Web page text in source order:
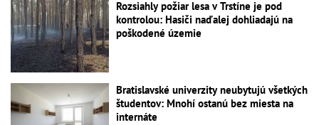
Rozsiahly požiar lesa v Trstíne je pod
kontrolou: Hasiči naďalej dohliadajú na
poškodené územie
Bratislavské univerzity neubytujú všetkých
študentov: Mnohí ostanú bez miesta na
internáte